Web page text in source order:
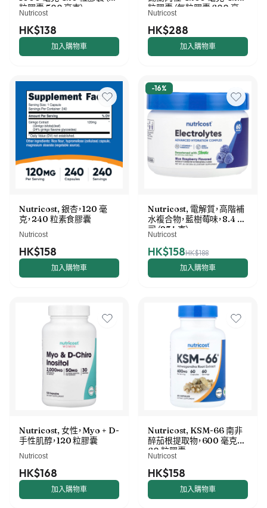
粒膠囊 500 毫克）
Nutricost
HK$138
加入購物車
粒膠囊（每粒膠囊 600 毫
克）
Nutricost
HK$288
加入購物車
Nutricost, 銀杏，120 毫
克，240 粒素食膠囊
Nutricost
HK$158
加入購物車
-16%
Nutricost, 電解質，高階補
水複合物，藍樹莓味，8.4 盎
司（234 克）
Nutricost
HK$158HK$188
加入購物車
Nutricost, 女性，Myo + D-
手性肌醇，120 粒膠囊
Nutricost
HK$168
加入購物車
Nutricost, KSM-66 南非
醉茄根提取物，600 毫克，
60 粒膠囊
Nutricost
HK$158
加入購物車